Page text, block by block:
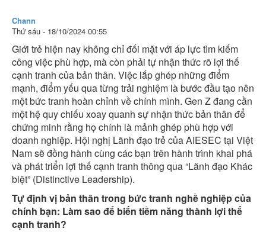
Chann
Thứ sáu - 18/10/2024 00:55
Giới trẻ hiện nay không chỉ đối mặt với áp lực tìm kiếm
công việc phù hợp, mà còn phải tự nhận thức rõ lợi thế
cạnh tranh của bản thân. Việc lắp ghép những điểm
mạnh, điểm yếu qua từng trải nghiệm là bước đầu tạo nên
một bức tranh hoàn chỉnh về chính mình. Gen Z đang cần
một hệ quy chiếu xoay quanh sự nhận thức bản thân để
chứng minh rằng họ chính là mảnh ghép phù hợp với
doanh nghiệp. Hội nghị Lãnh đạo trẻ của AIESEC tại Việt
Nam sẽ đồng hành cùng các bạn trên hành trình khai phá
và phát triển lợi thế cạnh tranh thông qua “Lãnh đạo Khác
biệt” (Distinctive Leadership).
Tự định vị bản thân trong bức tranh nghề nghiệp của
chính bạn: Làm sao để biến tiềm năng thành lợi thế
cạnh tranh?